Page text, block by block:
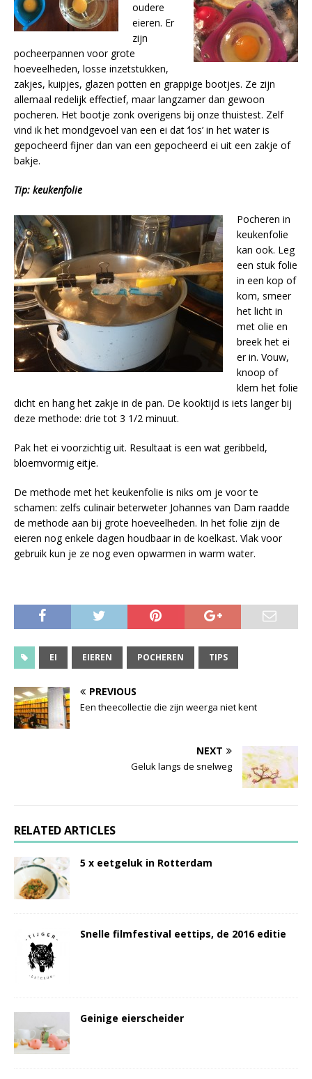
oudere
eieren. Er
zijn
pocheerpannen voor grote
hoeveelheden, losse inzetstukken,
zakjes, kuipjes, glazen potten en grappige bootjes. Ze zijn
allemaal redelijk effectief, maar langzamer dan gewoon
pocheren. Het bootje zonk overigens bij onze thuistest. Zelf
vind ik het mondgevoel van een ei dat ‘los’ in het water is
gepocheerd fijner dan van een gepocheerd ei uit een zakje of
bakje.
Tip: keukenfolie
Pocheren in
keukenfolie
kan ook. Leg
een stuk folie
in een kop of
kom, smeer
het licht in
met olie en
breek het ei
er in. Vouw,
knoop of
klem het folie
dicht en hang het zakje in de pan. De kooktijd is iets langer bij
deze methode: drie tot 3 1/2 minuut.
Pak het ei voorzichtig uit. Resultaat is een wat geribbeld,
bloemvormig eitje.
De methode met het keukenfolie is niks om je voor te
schamen: zelfs culinair beterweter Johannes van Dam raadde
de methode aan bij grote hoeveelheden. In het folie zijn de
eieren nog enkele dagen houdbaar in de koelkast. Vlak voor
gebruik kun je ze nog even opwarmen in warm water.
EI EIEREN POCHEREN TIPS
PREVIOUS
Een theecollectie die zijn weerga niet kent
NEXT
Geluk langs de snelweg
RELATED ARTICLES
5 x eetgeluk in Rotterdam
Snelle filmfestival eettips, de 2016 editie
Geinige eierscheider